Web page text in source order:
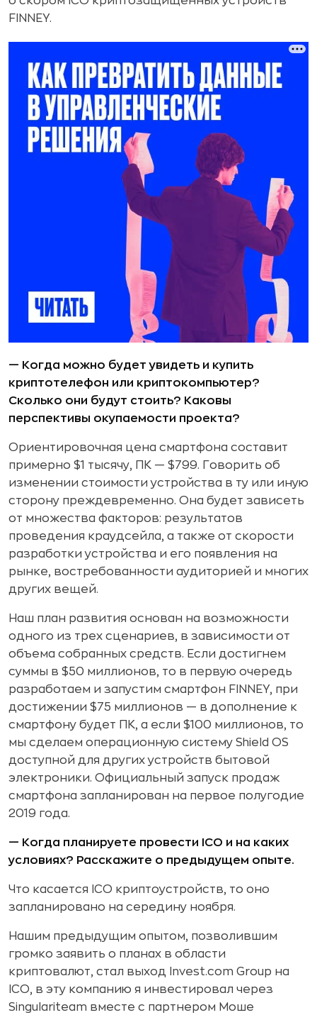
FINNEY.
— Когда можно будет увидеть и купить
криптотелефон или криптокомпьютер?
Сколько они будут стоить? Каковы
перспективы окупаемости проекта?
Ориентировочная цена смартфона составит
примерно $1 тысячу, ПК — $799. Говорить об
изменении стоимости устройства в ту или иную
сторону преждевременно. Она будет зависеть
от множества факторов: результатов
проведения краудсейла, а также от скорости
разработки устройства и его появления на
рынке, востребованности аудиторией и многих
других вещей.
Наш план развития основан на возможности
одного из трех сценариев, в зависимости от
объема собранных средств. Если достигнем
суммы в $50 миллионов, то в первую очередь
разработаем и запустим смартфон FINNEY, при
достижении $75 миллионов — в дополнение к
смартфону будет ПК, а если $100 миллионов, то
мы сделаем операционную систему Shield OS
доступной для других устройств бытовой
электроники. Официальный запуск продаж
смартфона запланирован на первое полугодие
2019 года.
— Когда планируете провести ICO и на каких
условиях? Расскажите о предыдущем опыте.
Что касается ICO криптоустройств, то оно
запланировано на середину ноября.
Нашим предыдущим опытом, позволившим
громко заявить о планах в области
криптовалют, стал выход Invest.com Group на
ICO, в эту компанию я инвестировал через
Singulariteam вместе с партнером Моше